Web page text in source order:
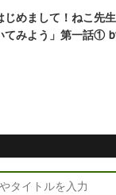
じめまして！ねこ先
てみよう」第一話①